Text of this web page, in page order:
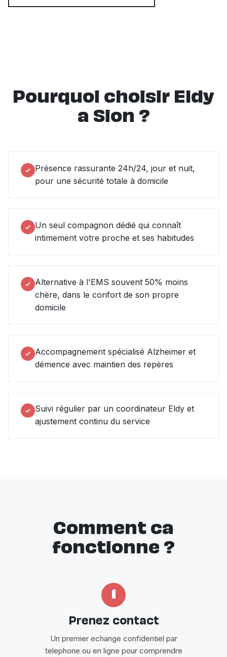
Pourquoi choisir Eldy
a Sion ?
Présence rassurante 24h/24, jour et nuit,
pour une sécurité totale à domicile
Un seul compagnon dédié qui connaît
intimement votre proche et ses habitudes
Alternative à l'EMS souvent 50% moins
chère, dans le confort de son propre
domicile
Accompagnement spécialisé Alzheimer et
démence avec maintien des repères
Suivi régulier par un coordinateur Eldy et
ajustement continu du service
Comment ca
fonctionne ?
Prenez contact
Un premier echange confidentiel par
telephone ou en ligne pour comprendre